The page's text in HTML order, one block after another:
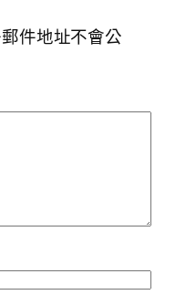
件地址不會公